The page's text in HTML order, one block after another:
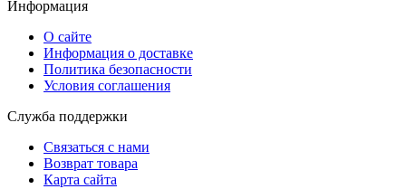
Информация
О сайте
Информация о доставке
Политика безопасности
Условия соглашения
Служба поддержки
Связаться с нами
Возврат товара
Карта сайта